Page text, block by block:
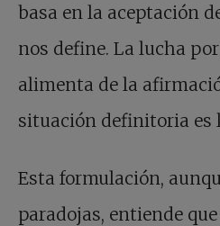
basa en la aceptación
nos define. La lucha por
alimenta de la
situación definitoria es
Esta formulación,
paradojas, entiende